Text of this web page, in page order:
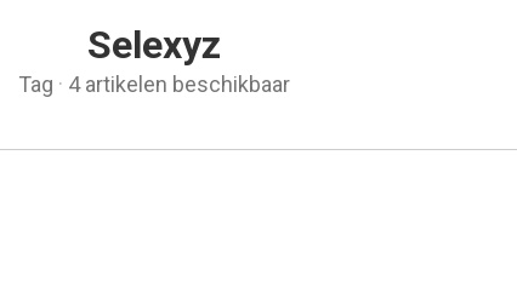
Selexyz
Tag · 4 artikelen beschikbaar